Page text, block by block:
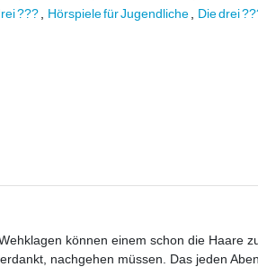
??? Hörspiele für Jugendliche Die drei
können einem schon die Haare
nachgehen müssen. Das jeden